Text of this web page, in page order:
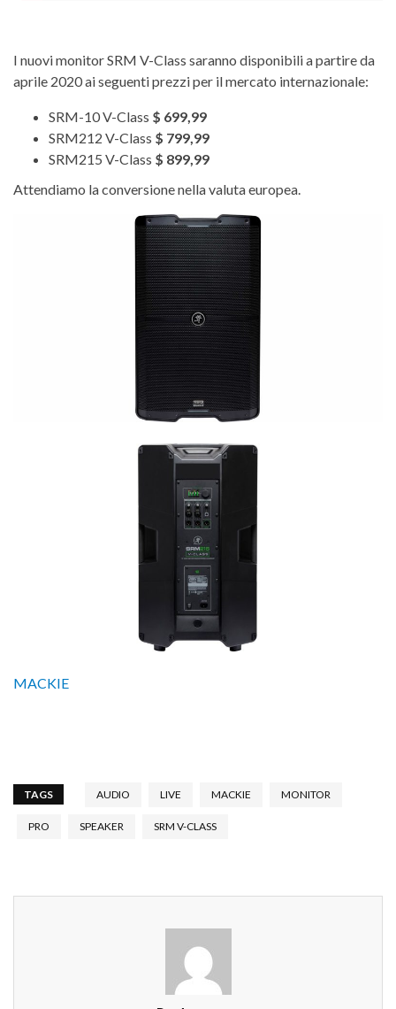
I nuovi monitor SRM V-Class saranno disponibili a partire da
aprile 2020 ai seguenti prezzi per il mercato internazionale:
SRM-10 V-Class $ 699,99
SRM212 V-Class $ 799,99
SRM215 V-Class $ 899,99
Attendiamo la conversione nella valuta europea.
MACKIE
TAGS AUDIO LIVE MACKIE MONITOR
PRO SPEAKER SRM V-CLASS